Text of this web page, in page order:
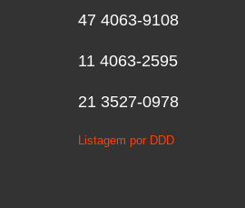
47 4063-9108
11 4063-2595
21 3527-0978
Listagem por DDD